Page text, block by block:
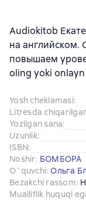
Audiokitob
на английском.
повышаем
oling yoki
Yosh cheklamasi:
Litresda
Yozilgan sana:
Uzunlik:
ISBN:
Noshir: БОМБОРА
O`quvchi: Ольга
Bezakchi rassom:
Mualliflik huquqi